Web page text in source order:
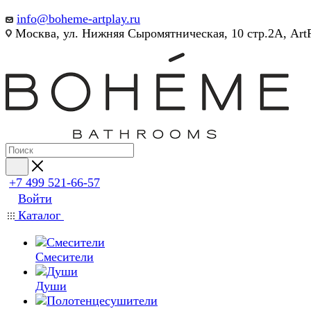
info@boheme-artplay.ru
Москва, ул. Нижняя Сыромятническая, 10 стр.2А,
+7 499 521-66-57
Войти
Каталог
Смесители
Души